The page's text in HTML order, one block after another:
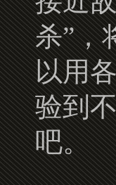
杀”，
以用
验到
吧。